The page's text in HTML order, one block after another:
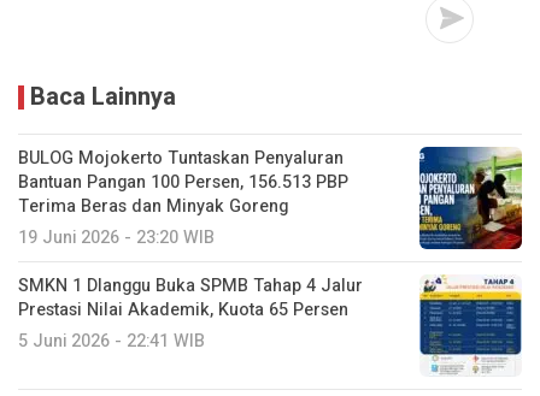
Baca Lainnya
BULOG Mojokerto Tuntaskan Penyaluran
Bantuan Pangan 100 Persen, 156.513 PBP
Terima Beras dan Minyak Goreng
19 Juni 2026 - 23:20 WIB
SMKN 1 Dlanggu Buka SPMB Tahap 4 Jalur
Prestasi Nilai Akademik, Kuota 65 Persen
5 Juni 2026 - 22:41 WIB